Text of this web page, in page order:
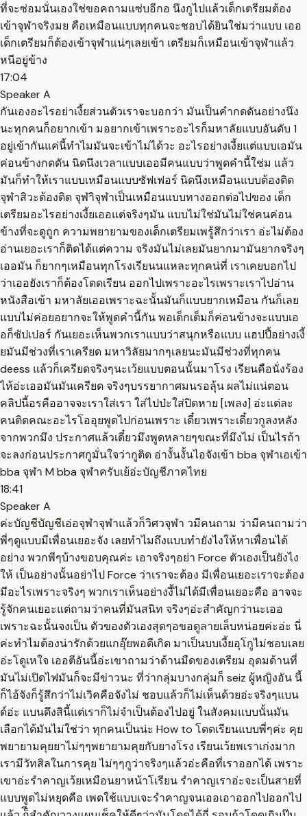
ที่จะซ่อมนั่นเองใช่ขอคถามแซ่บอีกอ นึงกูไปแล้วเด็กเตรียมต้อง
เข้าจุฬาจริงมย คือเหมือนแบบทุกคนจะชอบได้ยินใช่มว่าแบบ เออ
เด็กเตรียมก็ต้องเข้าจุฬาแน่ๆเลยเข้า เตรียมก็เหมือนเข้าจุฬาแล้ว
หนีอยู่ข้าง
17:04
Speaker A
กันเองอะไรอย่าเงี้ยส่วนตัวเราจะบอกว่า มันเป็นคำกดดันอย่างนึง
นะทุกคนก็อยากเข้า มอยากเข้าเพราะอะไรก็มหาลัยแบบอันดับ 1
อยู่เข้ากันแค่นี้ทำไมมันจะเข้าไม่ได้วะ อะไรอย่างเงี้ยแต่แบบเอมัน
ค่อนข้างกดดัน นิดนึงเวลาแบบเออมีคนแบบว่าพูดคำนี้ใช่ม แล้ว
มันก็ทำให้เราแบบเหมือนแบบซัฟเฟอร์ นิดนึงเหมือนแบบต้องติด
จุฬาสิวะต้องติด จุฬาิจุฬาเป็นเหมือนแบบทางออกต่อไปของ เด็ก
เตรียมอะไรอย่างเงี้ยเออแต่จริงๆมัน แบบไม่ใช่มันไม่ใช่คนค่อน
ข้างที่จะดูถูก ความพยายามของเด็กเตรียมเพรู้สึกว่าเรา อ่ะไม่ต้อง
อ่านเยอะเราก็ติดได้แต่ความ จริงมันไม่เลยมันยากมามันยากจริงๆ
เออมัน ก็ยากๆเหมือนทุกโรงเรียนนแหละทุกคน่ที่ เราเคยบอกไป
ว่าเออยังเราก็ต้องโดดเรียน ออกไปเพราะอะไรเพราะเราไปอ่าน
หนังสือเข้า มหาลัยเออเพราะฉะนั้นมันก็แบบยากเหมือน กันก็เลย
แบบไม่ค่อยอยากจะให้พูดคำนี้กัน พอเด็กเต็มก็ค่อนข้างจะแบบเอ
อก็ซัปเปอร์ กันเยอะเห็นพวกเราแบบว่าสนุกหรือแบบ แฮปปี้อย่างเงี้
ยมันมีช่วงที่เราเครียด มหาวิลัยมากๆเลยนะมันมีช่วงที่ทุกคน
deess แล้วก็เครียดจริงๆนะเว้ยแบบตอนนั้นมาโรง เรียนคือนั่งร้อง
ไห้อ่ะเออมันมันเครียด จริงๆบรรยากาศมนรอลุ้น ผลไม่แน่ตอน
คลิปนี้อรคืออาจจะเราใส่เรา ใส่ไปป่ะใส่ปิดหาย [เพลง] อ่ะแต่ละ
คนติดคณะอะไรโออุยพูดไปก่อนเพราะ เดี๋ยวเพราะเดี๋ยวกูลงหลัง
จากพวกมึง ประกาศแล้วเดี๋ยวมึงพูดหลายๆขณะที่มึงไม่ เป็นไรถ้า
จะลงก่อนประกาศกูมั่นใจว่ากูติด อ่างั้นงั้นไอจังเข้า bba จุฬาเอเข้า
bba จุฬา M bba จุฬาครับเย้อ่ะบัญชีภาคไทย
18:41
Speaker A
ค่ะบัญชีบัญชีเอ่อจุฬาจุฬาแล้วก็วิศวจุฬา วมีคนถาม ว่ามีคนถามว่า
พี่ๆดูแบบมีเพื่อนเยอะจัง เลยทำไมถึงแบบทำยังไงให้หาเพื่อนได้
อย่าง พวกพีๆบ้างขอบคุณค่ะ เอาจริงๆอย่า Force ตัวเองเป็นยังไง
ให้ เป็นอย่างนั้นอย่าไป Force ว่าเราจะต้อง มีเพื่อนเยอะเราจะต้อง
มีอะไรเพราะจริงๆ พวกเราเห็นอย่างงี้ไม่ได้มีเพื่อนเยอะคือ อาจจะ
รู้จักคนเยอะแต่ถามว่าคนที่มันสนิท จริงๆอ่ะสำคัญกว่านะเออ
เพราะฉะนั้นจงเป็น ตัวของตัวเองสุดๆอขอดูลายเล็บหน่อยค่ะอ่ะ นี่
ค่ะทำไมต้องน่ารักด้วยแกอุ๊ยพอดีเกิด มาเป็นบบเงี้ยอุโกูไม่ชอบเลย
อ่ะโดูเหใจ เออตีอันนี้อ่ะเขาถามว่าด้านมืดของเตรียม อุดมด้านที่
มันไม่เปิดไฟมันก็จะมีข่าวนะ ที่ว่ากลุ่มบางกลุ่มก็ seiz ผู้หญิงอัน นี้
ก็ไอ้จังก็รู้สึกว่าไม่เวิคคือจังไม่ ชอบแล้วก็ไม่เห็นด้วยอ่ะจริงๆแบน
ด์อ่ะ แบนดึงสินี้แต่เราก็ไม่จำเป็นต้องไปอยู่ ในสังคมแบบนั้นมัน
เลือกได้มันไม่ใช่ว่า ทุกคนเป็นน่ะ How to โดดเรียนแบบพี่ๆค่ะ คุย
พยายามคุยยาไม่ๆๆพยายามคุยกับยางโรง เรียนเว้ยพเราเก่งมาก
เรามีวัทสิลในการคุย ไม่ๆๆกูว่าจริงๆแล้วอ่ะคือที่เราออกได้ เพราะ
เขาอ่ะรำคาญเว้ยเหมือนยาหน้าโเรียน รำคาญเราอ่ะจะเป็นสายที่
แบบพูดไม่หยุดคือ เพดใช้แบบเจะรำคาญจนเออเอาออกไปออกไป